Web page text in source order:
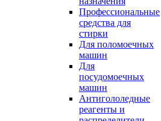
Профессиональные
средства для
стирки
Для поломоечных
машин
Для
посудомоечных
машин
Антигололедные
реагенты и